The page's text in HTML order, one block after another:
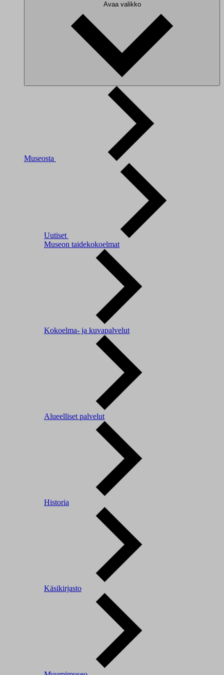
Avaa valikko
Museosta
Uutiset
Museon taidekokoelmat
Kokoelma- ja kuvapalvelut
Alueelliset palvelut
Historia
Käsikirjasto